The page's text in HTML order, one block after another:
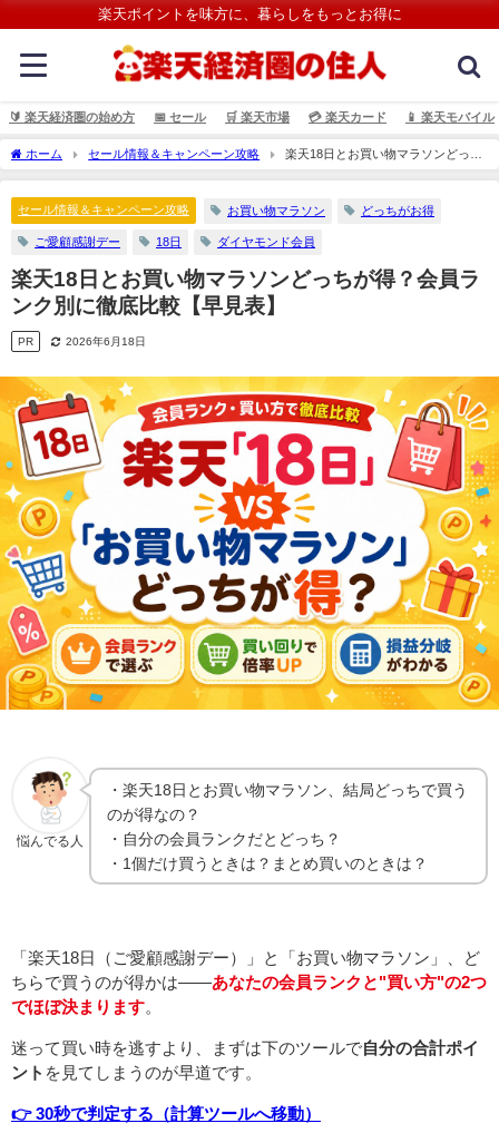
楽天ポイントを味方に、暮らしをもっとお得に
🔰 楽天経済圏の始め方 📅 セール 🛒 楽天市場 💳️ 楽天カード 📱 楽天モバイル
ホーム セール情報＆キャンペーン攻略
楽天18日とお買い物マラソンどっち
が得？会員ランク別に徹底比較【早見表】
セール情報＆キャンペーン攻略 お買い物マラソン どっちがお得
ご愛顧感謝デー 18日 ダイヤモンド会員
楽天18日とお買い物マラソンどっちが得？会員ラ
ンク別に徹底比較【早見表】
PR 2026年6月18日
悩んでる人
・楽天18日とお買い物マラソン、結局どっちで買う
のが得なの？
・自分の会員ランクだとどっち？
・1個だけ買うときは？まとめ買いのときは？
「楽天18日（ご愛顧感謝デー）」と「お買い物マラソン」、ど
ちらで買うのが得かは——あなたの会員ランクと"買い方"の2つ
でほぼ決まります。
迷って買い時を逃すより、まずは下のツールで自分の合計ポイ
ント を見てしまうのが早道です。
👉 30秒で判定する（計算ツールへ移動）